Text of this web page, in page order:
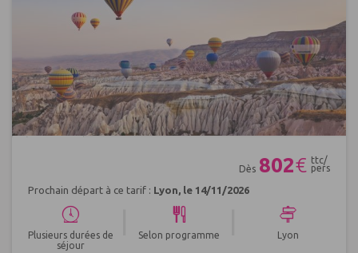
Dès 802€ ttc/
pers
Prochain départ à ce tarif : Lyon, le 14/11/2026
Plusieurs durées de
séjour
Selon programme Lyon